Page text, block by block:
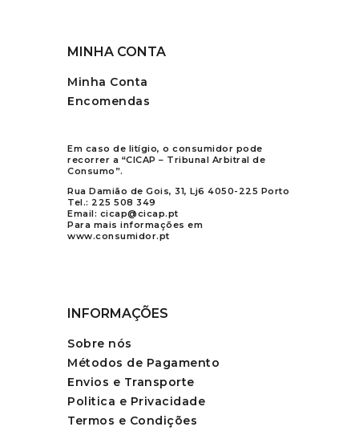
MINHA CONTA
Minha Conta
Encomendas
Em caso de litígio, o consumidor pode
recorrer a “CICAP – Tribunal Arbitral de
Consumo”.
Rua Damião de Gois, 31, Lj6 4050-225 Porto
Tel.: 225 508 349
Email: cicap@cicap.pt
Para mais informações em
www.consumidor.pt
INFORMAÇÕES
Sobre nós
Métodos de Pagamento
Envios e Transporte
Politica e Privacidade
Termos e Condições